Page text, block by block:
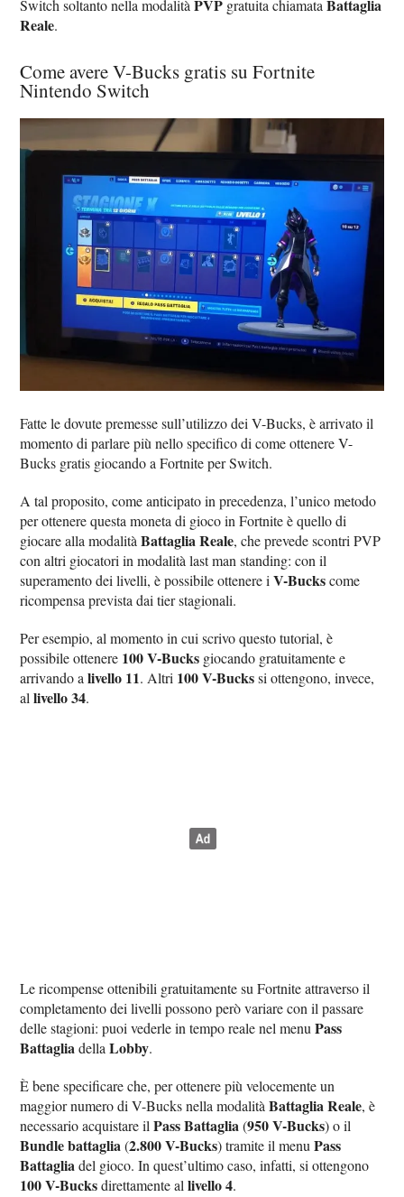
Switch soltanto nella modalitàPVP gratuita chiamataBattaglia
Reale.
Come avere V-Bucks gratis su Fortnite
Nintendo Switch
Fatte le dovute premesse sull’utilizzo dei V-Bucks, è arrivato il
momento di parlare più nello specifico di come ottenere V-
Bucks gratis giocando a Fortnite per Switch.
A tal proposito, come anticipato in precedenza, l’unico metodo
per ottenere questa moneta di gioco in Fortnite è quello di
giocare alla modalitàBattaglia Reale, che prevede scontri PVP
con altri giocatori in modalità last man standing: con il
superamento dei livelli, è possibile ottenere iV-Buckscome
ricompensa prevista dai tier stagionali.
Per esempio, al momento in cui scrivo questo tutorial, è
possibile ottenere 100 V-Bucks giocando gratuitamente e
arrivando alivello 11. Altri 100 V-Buckssi ottengono, invece,
allivello 34.
Le ricompense ottenibili gratuitamente su Fortnite attraverso il
completamento dei livelli possono però variare con il passare
delle stagioni: puoi vederle in tempo reale nel menuPass
BattagliadellaLobby.
È bene specificare che, per ottenere più velocemente un
maggior numero di V-Bucks nella modalitàBattaglia Reale, è
necessario acquistare ilPass Battaglia(950 V-Bucks) o il
Bundle battaglia(2.800 V-Bucks) tramite il menuPass
Battagliadel gioco. In quest’ultimo caso, infatti, si ottengono
100 V-Bucksdirettamente allivello 4.